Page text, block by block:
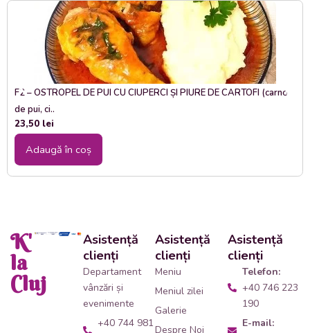
F2 – OSTROPEL DE PUI CU CIUPERCI ȘI PIURE DE CARTOFI (carne
de pui, ci..
23,50 lei
Adaugă în coș
K'
la
Cluj
Asistență
clienți
Departament
vânzări și
evenimente
+40 744 981
Asistență
clienți
Meniu
Meniul zilei
Galerie
Despre Noi
Asistență
clienți
Telefon:
+40 746 223
190
E-mail: